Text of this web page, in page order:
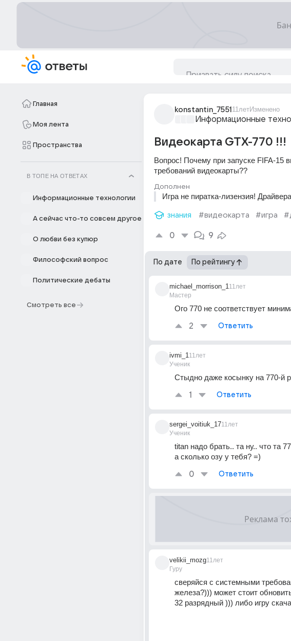
Главная
Моя лента
Пространства
В ТОПЕ НА ОТВЕТАХ
Информационные технологии
А сейчас что-то совсем другое
О любви без купюр
Философский вопрос
Политические дебаты
Смотреть все
konstantin_7551 11летИзменено
Информационные
Видеокарта GTX-770 !!!
Вопрос! Почему при запуске FIFA-15
требований видеокарты??
Дополнен
Игра не пиратка-лизензия!
знания #видеокарта #игра
0 9
По дате По рейтингу
michael_morrison_1
Мастер
11лет
Ого 770 не соответствует
2 Ответить
ivmi_1
Ученик
11лет
Стыдно даже косынку на 770-й
1 Ответить
sergei_voitiuk_17
Ученик
11лет
titan надо брать.. та ну.. что та
а сколько озу у тебя? =)
0 Ответить
velikii_mozg
Гуру
11лет
сверяйся с системными
железа?))) может стоит
32 разрядный ))) либо игру